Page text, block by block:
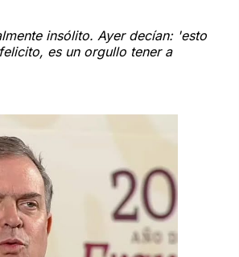
insólito. Ayer decían: 'esto
es un orgullo tener a